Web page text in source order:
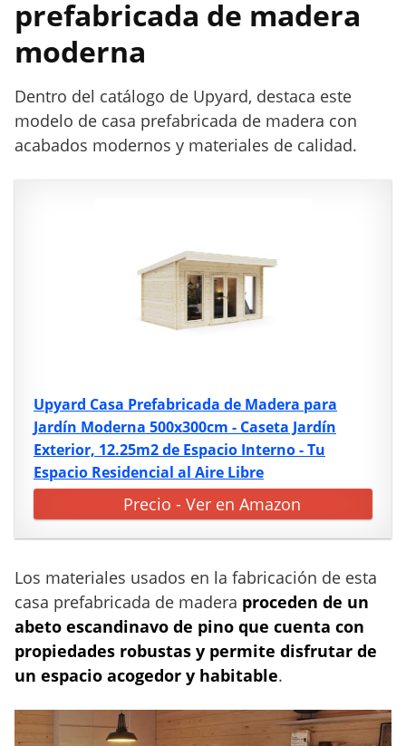
prefabricada de madera
moderna
Dentro del catálogo de Upyard, destaca este
modelo de casa prefabricada de madera con
acabados modernos y materiales de calidad.
Upyard Casa Prefabricada de Madera para
Jardín Moderna 500x300cm - Caseta Jardín
Exterior, 12.25m2 de Espacio Interno - Tu
Espacio Residencial al Aire Libre
Precio - Ver en Amazon
Los materiales usados en la fabricación de esta
casa prefabricada de madera proceden de un
abeto escandinavo de pino que cuenta con
propiedades robustas y permite disfrutar de
un espacio acogedor y habitable.